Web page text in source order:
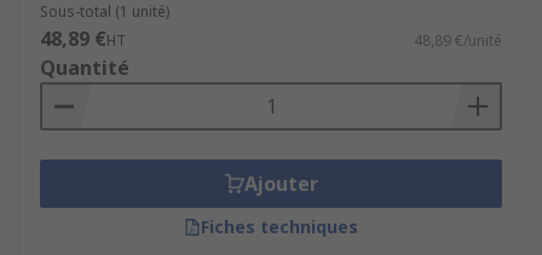
Sous-total (1 unité)
48,89 €HT 48,89 €/unité
Quantité
Ajouter
Fiches techniques